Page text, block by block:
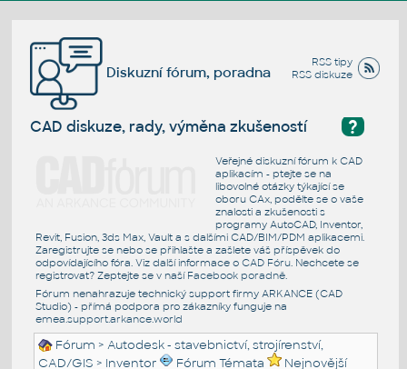
RSS tipy
RSS diskuze
Diskuzní fórum, poradna
?
CAD diskuze, rady, výměna zkušeností
Veřejné diskuzní fórum k CAD
aplikacím - ptejte se na
libovolné otázky týkající se
oboru CAx, podělte se o vaše
znalosti a zkušenosti s
programy AutoCAD, Inventor,
Revit, Fusion, 3ds Max, Vault a s dalšími CAD/BIM/PDM aplikacemi.
Zaregistrujte se nebo se přihlašte a zašlete váš příspěvek do
odpovídajícího fóra. Viz další informace o CAD Fóru. Nechcete se
registrovat? Zeptejte se v naší Facebook poradně.
Fórum nenahrazuje technický support firmy ARKANCE (CAD
Studio) - přímá podpora pro zákazníky funguje na
emea.support.arkance.world
Fórum >Autodesk - stavebnictví, strojírenství,
CAD/GIS > Inventor Fórum Témata
Nejnovější